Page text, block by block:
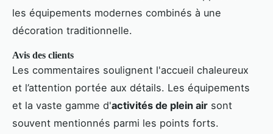
les équipements modernes combinés à une
décoration traditionnelle.
Avis des clients
Les commentaires soulignent l'accueil chaleureux
et l’attention portée aux détails. Les équipements
et la vaste gamme d'activités de plein air sont
souvent mentionnés parmi les points forts.